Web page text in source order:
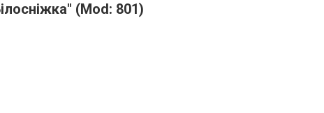
(Mod: 801)